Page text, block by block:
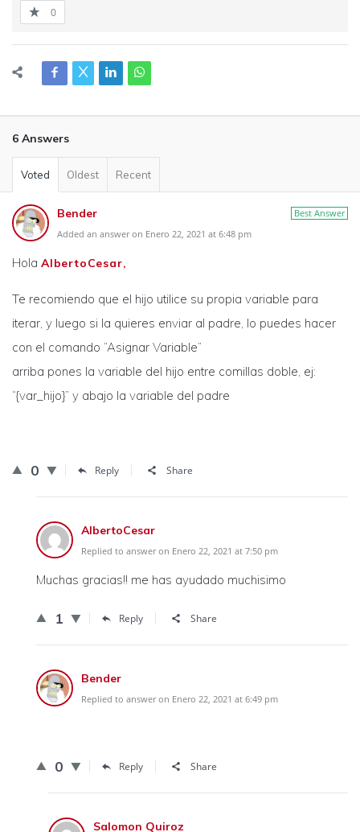
0
6 Answers
Voted Oldest Recent
Best Answer
Bender
Added an answer on Enero 22, 2021 at 6:48 pm
Hola AlbertoCesar,
Te recomiendo que el hijo utilice su propia variable para
iterar, y luego si la quieres enviar al padre, lo puedes hacer
con el comando “Asignar Variable”
arriba pones la variable del hijo entre comillas doble, ej:
“{var_hijo}” y abajo la variable del padre
0 Reply Share
AlbertoCesar
Replied to answer on Enero 22, 2021 at 7:50 pm
Muchas gracias!! me has ayudado muchisimo
1 Reply Share
Bender
Replied to answer on Enero 22, 2021 at 6:49 pm
0 Reply Share
Salomon Quiroz